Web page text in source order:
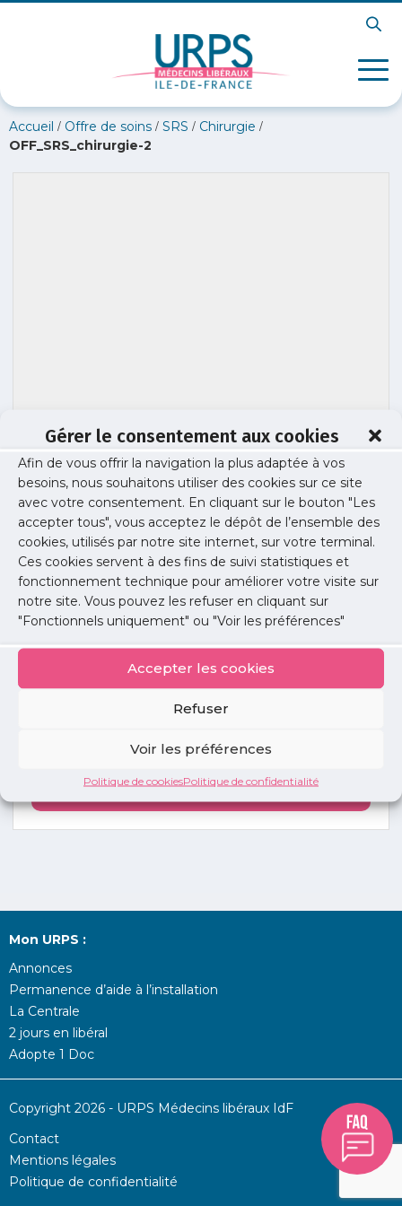
Gérer le consentement aux cookies
Afin de vous offrir la navigation la plus adaptée à vos
besoins, nous souhaitons utiliser des cookies sur ce site
avec votre consentement. En cliquant sur le bouton "Les
accepter tous", vous acceptez le dépôt de l’ensemble des
cookies, utilisés par notre site internet, sur votre terminal.
Ces cookies servent à des fins de suivi statistiques et
fonctionnement technique pour améliorer votre visite sur
notre site. Vous pouvez les refuser en cliquant sur
"Fonctionnels uniquement" ou "Voir les préférences"
Accepter les cookies
Refuser
Voir les préférences
Politique de cookiesPolitique de confidentialité
Accueil / Offre de soins / SRS / Chirurgie /
OFF_SRS_chirurgie-2
OFF_SRS_chirurgie-2
Publié le : 30 avril 2017
Partager cet article :
annonces
Mon URPS :
Annonces
Permanence d’aide à l’installation
La Centrale
2 jours en libéral
Adopte 1 Doc
Copyright 2026 - URPS Médecins libéraux IdF
Contact
Mentions légales
Politique de confidentialité